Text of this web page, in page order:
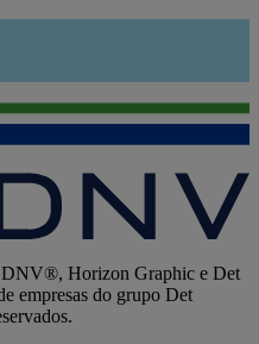
Horizon Graphic e Det
empresas do grupo Det